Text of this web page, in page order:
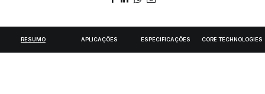
RESUMO APLICAÇÕES ESPECIFICAÇÕES CORE TECHNOLOGIES